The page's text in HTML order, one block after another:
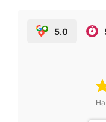
5.0